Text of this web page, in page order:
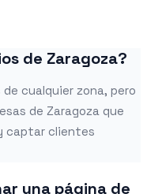
de Zaragoza?
cualquier zona, pero
de Zaragoza que
captar clientes
una página de